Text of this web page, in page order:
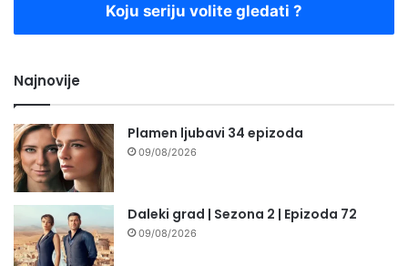
Koju seriju volite gledati ?
Najnovije
Plamen ljubavi 34 epizoda
09/08/2026
Daleki grad | Sezona 2 | Epizoda 72
09/08/2026